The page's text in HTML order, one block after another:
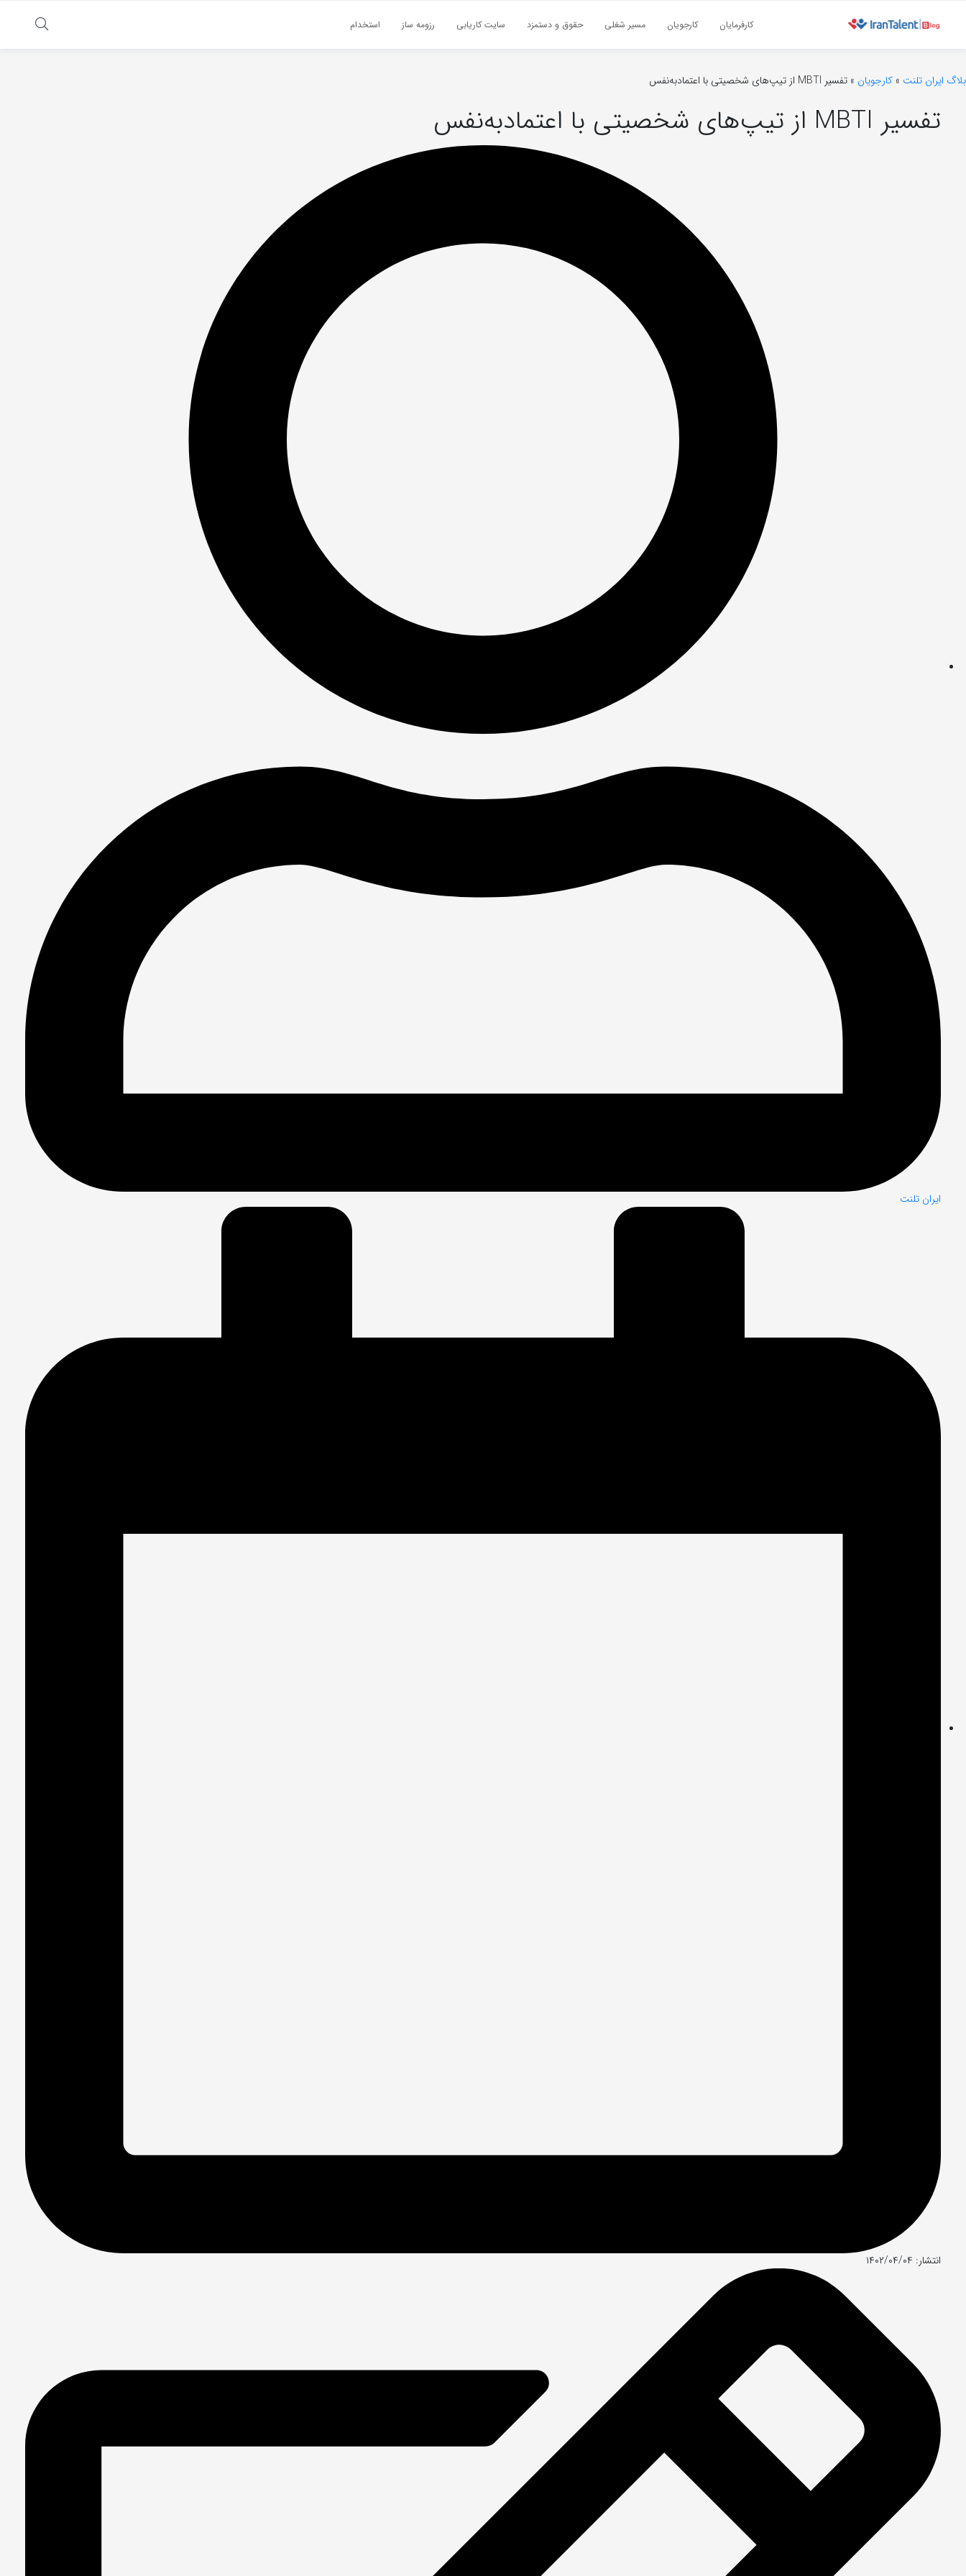
کارفرمایان کارجویان مسیر شغلی حقوق و دستمزد سایت کاریابی رزومه ساز استخدام
بلاگ ایران تلنت » کارجویان » تفسیر MBTI از تیپ‌های شخصیتی با اعتماد‌به‌نفس
تفسیر MBTI از تیپ‌های شخصیتی با اعتماد‌به‌نفس
ایران تلنت
انتشار: ۱۴۰۲/۰۴/۰۴